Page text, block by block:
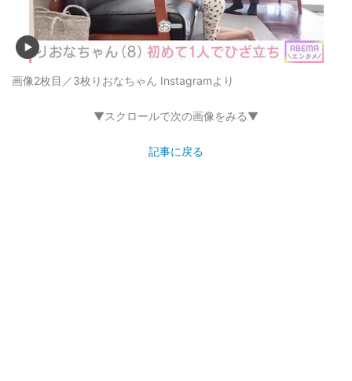
画像2枚目／3枚 りおなちゃん Instagramより
▼スクロールで次の画像をみる▼
記事に戻る